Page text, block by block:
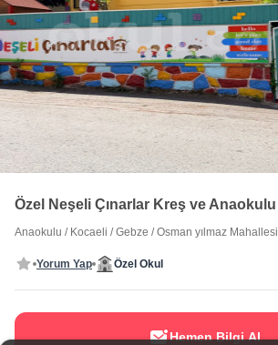
Özel Neşeli Çınarlar Kreş ve Anaokulu
Anaokulu / Kocaeli /Gebze /Osman yılmaz Mahallesi
Yorum Yap Özel Okul
Hemen Bilgi Al